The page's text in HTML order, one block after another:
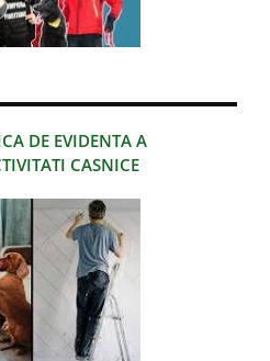
DE EVIDENTA A
CASNICE